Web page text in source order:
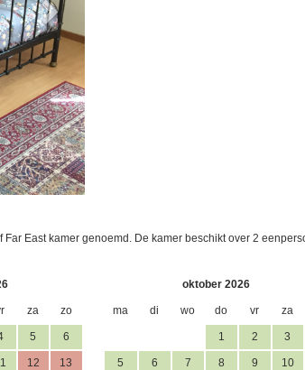
East kamer genoemd. De kamer beschikt over 2
za zo
5 6
12 13
oktober 2026
ma di wo do vr za
1 2 3
5 6 7 8 9 10